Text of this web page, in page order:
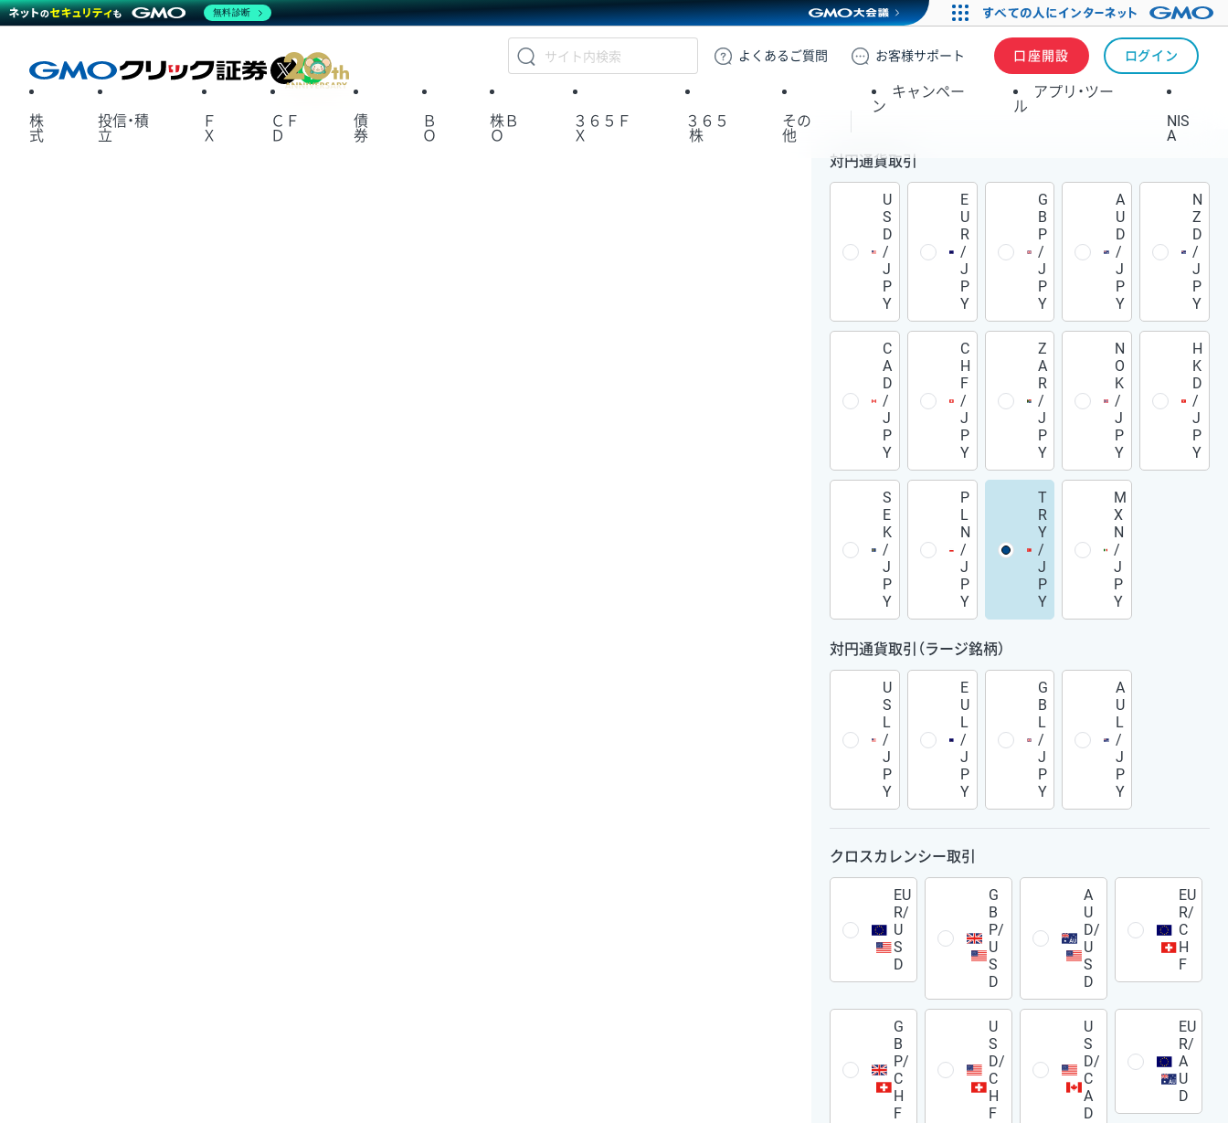
GMOクリック証券
よくある ご質問 お客様サポート 口座開設 ログイン
X
株
式
投信・積
立
Ｆ
Ｘ
ＣＦ
Ｄ
債
券
Ｂ
Ｏ
株Ｂ
Ｏ
３６５Ｆ
Ｘ
３６５
株
その
他
キャンペー
ン
アプリ・ツー
ル
NIS
A
対円通貨取引
U
S
D
/
J
P
Y
E
U
R
/
J
P
Y
G
B
P
/
J
P
Y
A
U
D
/
J
P
Y
N
Z
D
/
J
P
Y
C
A
D
/
J
P
Y
C
H
F
/
J
P
Y
Z
A
R
/
J
P
Y
N
O
K
/
J
P
Y
H
K
D
/
J
P
Y
S
E
K
/
J
P
Y
P
L
N
/
J
P
Y
T
R
Y
/
J
P
Y
M
X
N
/
J
P
Y
対円通貨取引（ラージ銘柄）
U
S
L
/
J
P
Y
E
U
L
/
J
P
Y
G
B
L
/
J
P
Y
A
U
L
/
J
P
Y
クロスカレンシー取引
EU
R/
U
S
D
G
B
P/
U
S
D
A
U
D/
U
S
D
EU
R/
C
H
F
G
B
P/
C
H
F
U
S
D/
C
H
F
U
S
D/
C
A
D
EU
R/
A
U
D
無料診断